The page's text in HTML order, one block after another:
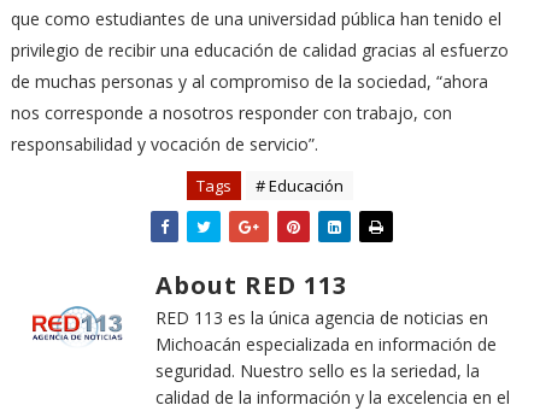
que como estudiantes de una universidad pública han tenido el
privilegio de recibir una educación de calidad gracias al esfuerzo
de muchas personas y al compromiso de la sociedad, “ahora
nos corresponde a nosotros responder con trabajo, con
responsabilidad y vocación de servicio”.
Tags # Educación
About RED 113
RED 113 es la única agencia de noticias en
Michoacán especializada en información de
seguridad. Nuestro sello es la seriedad, la
calidad de la información y la excelencia en el